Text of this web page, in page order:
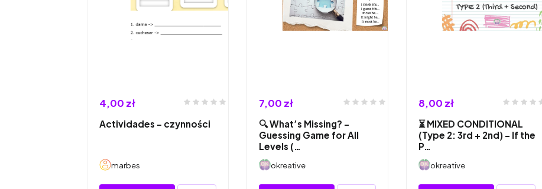
4,00 zł
Actividades - czynności
marbes
7,00 zł
🔍 What’s Missing? –
Guessing Game for All
Levels (…
okreative
8,00 zł
⏳ MIXED CONDITIONAL
(Type 2: 3rd + 2nd) – If the
P…
okreative